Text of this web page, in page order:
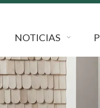
NOTICIAS